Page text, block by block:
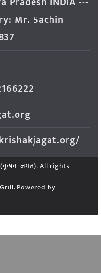
Mr. Sachin
(कृषक जगत). All rights
Powered by